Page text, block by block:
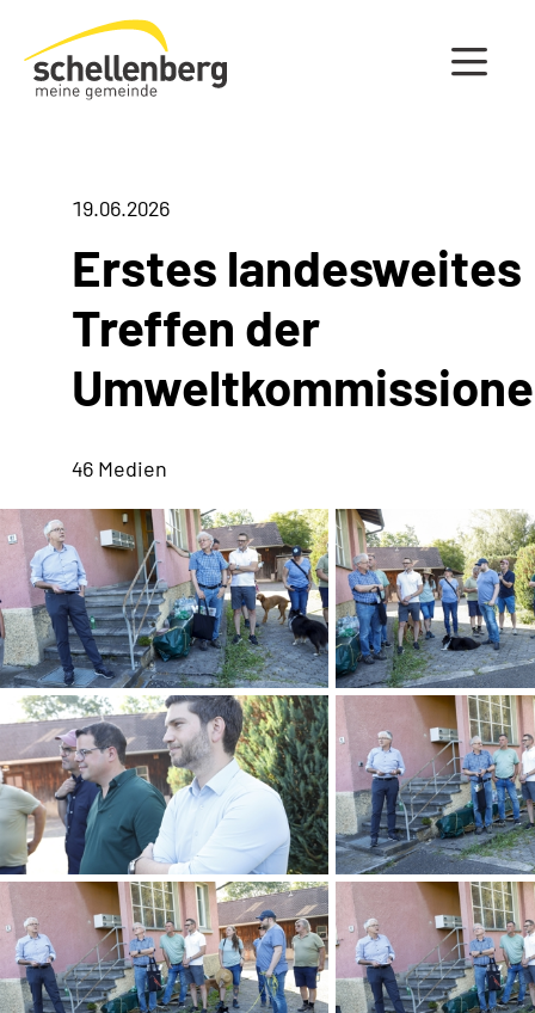
Gemeinde Schellenberg Startseite
19.06.2026
Erstes landesweites
Treffen der
46 Medien